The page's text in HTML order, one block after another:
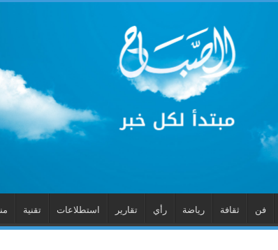
فن ثقافة رياضة رأي تقارير استطلاعات تقنية